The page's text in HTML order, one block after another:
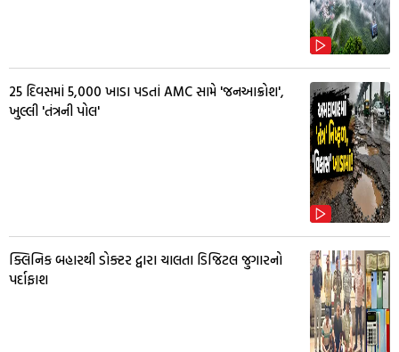
25 દિવસમાં 5,000 ખાડા પડતાં AMC સામે 'જનઆક્રોશ',
ખુલ્લી 'તંત્રની પોલ'
ક્લિનિક બહારથી ડોક્ટર દ્વારા ચાલતા ડિજિટલ જુગારનો
પર્દાફાશ